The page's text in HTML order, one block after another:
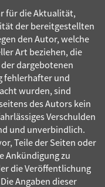
für die Aktualität,
der bereitgestellten
den Autor, welche
Art beziehen, die
dargebotenen
fehlerhafter und
wurden, sind
des Autors kein
Verschulden
und unverbindlich.
Teile der Seiten oder
Ankündigung zu
die Veröffentlichung
Angaben dieser